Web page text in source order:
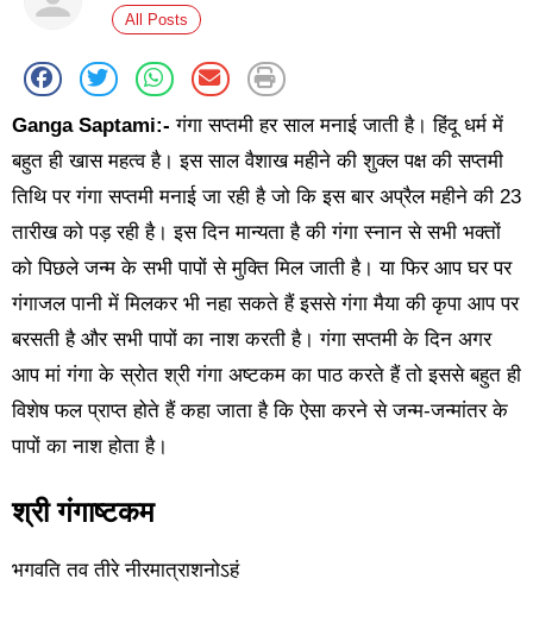
All Posts
Ganga Saptami:- गंगा सप्तमी हर साल मनाई जाती है। हिंदू धर्म में
बहुत ही खास महत्व है। इस साल वैशाख महीने की शुक्ल पक्ष की सप्तमी
तिथि पर गंगा सप्तमी मनाई जा रही है जो कि इस बार अप्रैल महीने की 23
तारीख को पड़ रही है। इस दिन मान्यता है की गंगा स्नान से सभी भक्तों
को पिछले जन्म के सभी पापों से मुक्ति मिल जाती है। या फिर आप घर पर
गंगाजल पानी में मिलकर भी नहा सकते हैं इससे गंगा मैया की कृपा आप पर
बरसती है और सभी पापों का नाश करती है। गंगा सप्तमी के दिन अगर
आप मां गंगा के स्रोत श्री गंगा अष्टकम का पाठ करते हैं तो इससे बहुत ही
विशेष फल प्राप्त होते हैं कहा जाता है कि ऐसा करने से जन्म-जन्मांतर के
पापों का नाश होता है।
श्री गंगाष्टकम
भगवति तव तीरे नीरमात्राशनोऽहं